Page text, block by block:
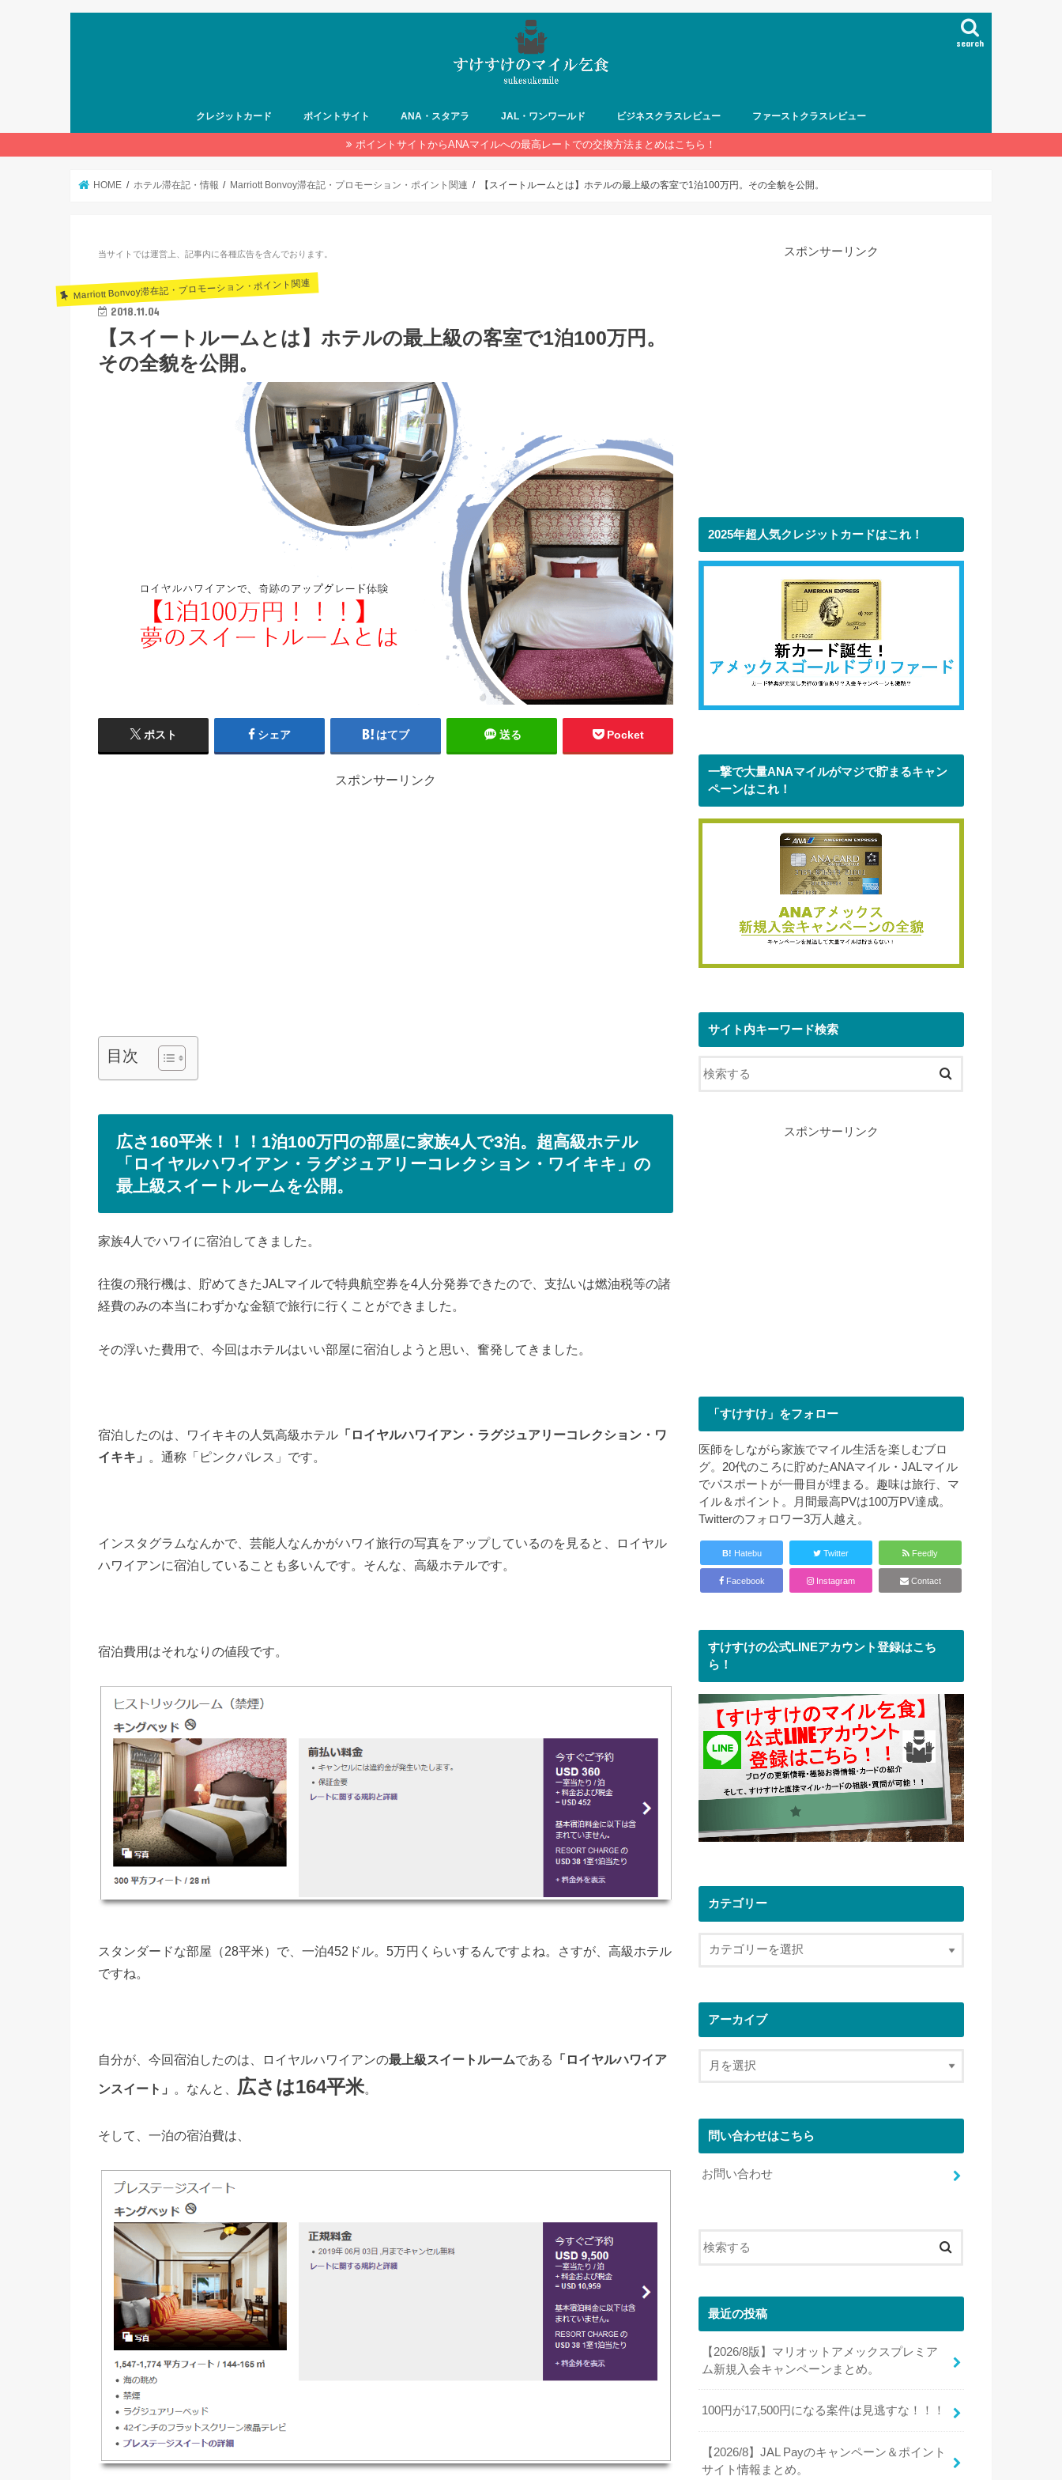
search
クレジットカード ポイントサイト ANA・スタアラ JAL・ワンワールド ビジネスクラスレビュー ファーストクラスレビュー
ポイントサイトからANAマイルへの最高レートでの交換方法まとめはこちら！
HOME ホテル滞在記・情報 Marriott Bonvoy滞在記・プロモーション・ポイント関連 【スイートルームとは】ホテルの最上級の客室で1泊100万円。その全貌を公開。
当サイトでは運営上、記事内に各種広告を含んでおります。
Marriott Bonvoy滞在記・プロモーション・ポイント関連
2018.11.04
【スイートルームとは】ホテルの最上級の客室で1泊100万円。
その全貌を公開。
ポスト シェア はてブ 送る Pocket
スポンサーリンク
目次
広さ160平米！！！1泊100万円の部屋に家族4人で3泊。超高級ホテル
「ロイヤルハワイアン・ラグジュアリーコレクション・ワイキキ」の
最上級スイートルームを公開。
家族4人でハワイに宿泊してきました。
往復の飛行機は、貯めてきたJALマイルで特典航空券を4人分発券できたので、支払いは燃油税等の諸
経費のみの本当にわずかな金額で旅行に行くことができました。
その浮いた費用で、今回はホテルはいい部屋に宿泊しようと思い、奮発してきました。
宿泊したのは、ワイキキの人気高級ホテル 「ロイヤルハワイアン・ラグジュアリーコレクション・ワ
イキキ」
。通称「ピンクパレス」です。
インスタグラムなんかで、芸能人なんかがハワイ旅行の写真をアップしているのを見ると、ロイヤル
ハワイアンに宿泊していることも多いんです。そんな、高級ホテルです。
宿泊費用はそれなりの値段です。
スタンダードな部屋（28平米）で、一泊452ドル。5万円くらいするんですよね。さすが、高級ホテル
ですね。
自分が、今回宿泊したのは、ロイヤルハワイアンの最上級スイートルームである 「ロイヤルハワイア
ンスイート」 。なんと、 広さは164平米。
そして、一泊の宿泊費は、
スポンサーリンク
2025年超人気クレジットカードはこれ！
一撃で大量ANAマイルがマジで貯まるキャン
ペーンはこれ！
サイト内キーワード検索
スポンサーリンク
「すけすけ」をフォロー
医師をしながら家族でマイル生活を楽しむブロ
グ。20代のころに貯めたANAマイル・JALマイル
でパスポートが一冊目が埋まる。趣味は旅行、マ
イル＆ポイント。月間最高PVは100万PV達成。
Twitterのフォロワー3万人越え。
B! Hatebu Twitter Feedly
Facebook Instagram Contact
すけすけの公式LINEアカウント登録はこち
ら！
カテゴリー
アーカイブ
問い合わせはこちら
お問い合わせ
最近の投稿
【2026/8版】マリオットアメックスプレミア
ム新規入会キャンペーンまとめ。
100円が17,500円になる案件は見逃すな！！！
【2026/8】JAL Payのキャンペーン＆ポイント
サイト情報まとめ。